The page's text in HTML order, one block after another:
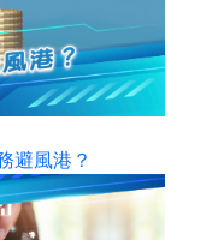
避風港？